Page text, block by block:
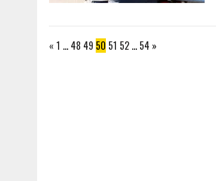
« 1 … 48 49 50 51 52 … 54 »